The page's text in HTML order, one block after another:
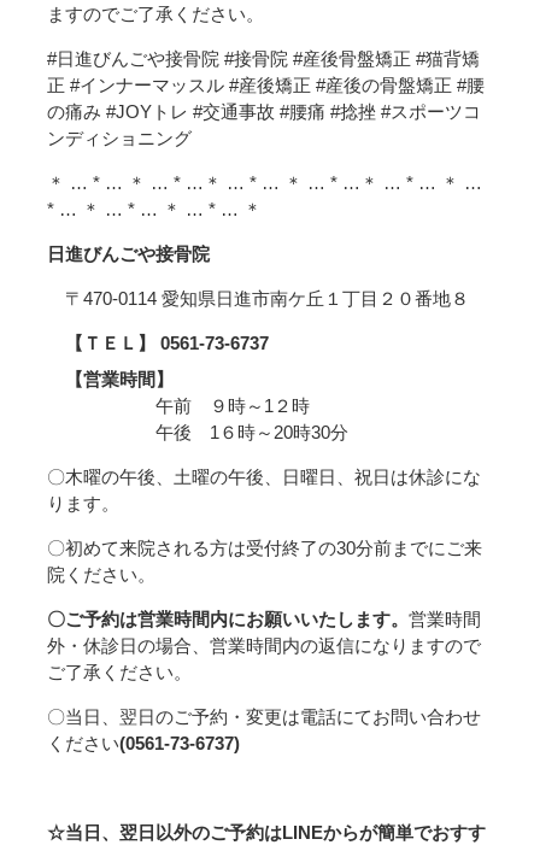
ますのでご了承ください。
#日進びんごや接骨院 #接骨院 #産後骨盤矯正 #猫背矯
正 #インナーマッスル #産後矯正 #産後の骨盤矯正 #腰
の痛み #JOYトレ #交通事故 #腰痛 #捻挫 #スポーツコ
ンディショニング
＊ … * … ＊ … * …＊ … * … ＊ … * …＊ … * … ＊ …
* … ＊ … * … ＊ … * … ＊
日進びんごや接骨院
〒470-0114 愛知県日進市南ケ丘１丁目２０番地８
【ＴＥＬ】 0561-73-6737
【営業時間】
午前 ９時～1２時
午後 1６時～20時30分
〇木曜の午後、土曜の午後、日曜日、祝日は休診にな
ります。
〇初めて来院される方は受付終了の30分前までにご来
院ください。
〇ご予約は営業時間内にお願いいたします。 営業時間
外・休診日の場合、営業時間内の返信になりますので
ご了承ください。
〇当日、翌日のご予約・変更は電話にてお問い合わせ
ください(0561-73-6737)
☆当日、翌日以外のご予約はLINEからが簡単でおすす